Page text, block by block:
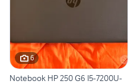
6
Notebook HP 250 G6 I5-7200U-